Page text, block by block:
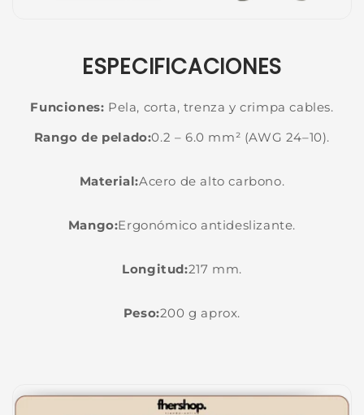
ESPECIFICACIONES
Funciones: Pela, corta, trenza y crimpa cables.
Rango de pelado:0.2 – 6.0 mm² (AWG 24–10).
Material:Acero de alto carbono.
Mango:Ergonómico antideslizante.
Longitud:217 mm.
Peso:200 g aprox.